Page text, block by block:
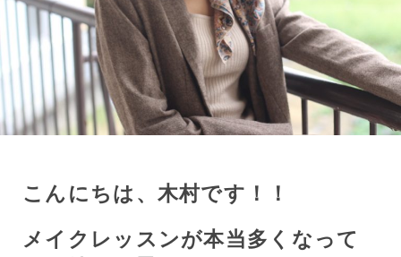
こんにちは、木村です！！
メイクレッスンが本当多くなって